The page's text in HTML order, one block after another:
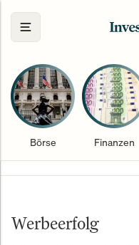
Börse Finanzen
Werbeerfolg